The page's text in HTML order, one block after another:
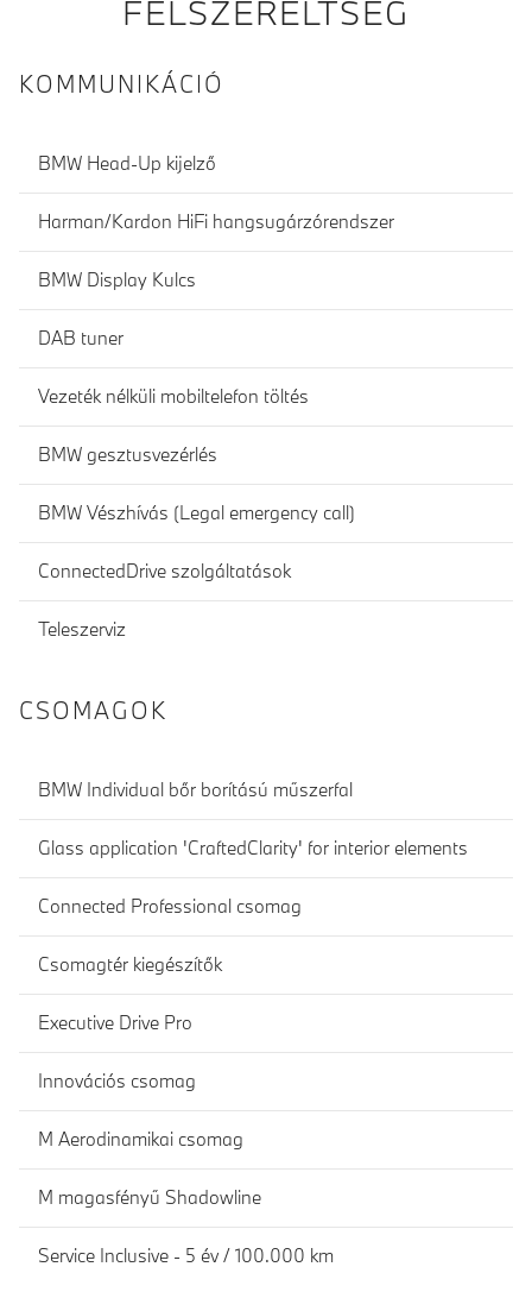
FELSZERELTSÉG
KOMMUNIKÁCIÓ
BMW Head-Up kijelző
Harman/Kardon HiFi hangsugárzórendszer
BMW Display Kulcs
DAB tuner
Vezeték nélküli mobiltelefon töltés
BMW gesztusvezérlés
BMW Vészhívás (Legal emergency call)
ConnectedDrive szolgáltatások
Teleszerviz
CSOMAGOK
BMW Individual bőr borítású műszerfal
Glass application 'CraftedClarity' for interior elements
Connected Professional csomag
Csomagtér kiegészítők
Executive Drive Pro
Innovációs csomag
M Aerodinamikai csomag
M magasfényű Shadowline
Service Inclusive - 5 év / 100.000 km